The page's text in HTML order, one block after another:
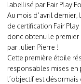
labellisé par Fair Play
Au mois d’avril
de certification Fair
donc obtenu le
par Julien Pierre !
Cette première étoile
responsables mises
l’objectif est